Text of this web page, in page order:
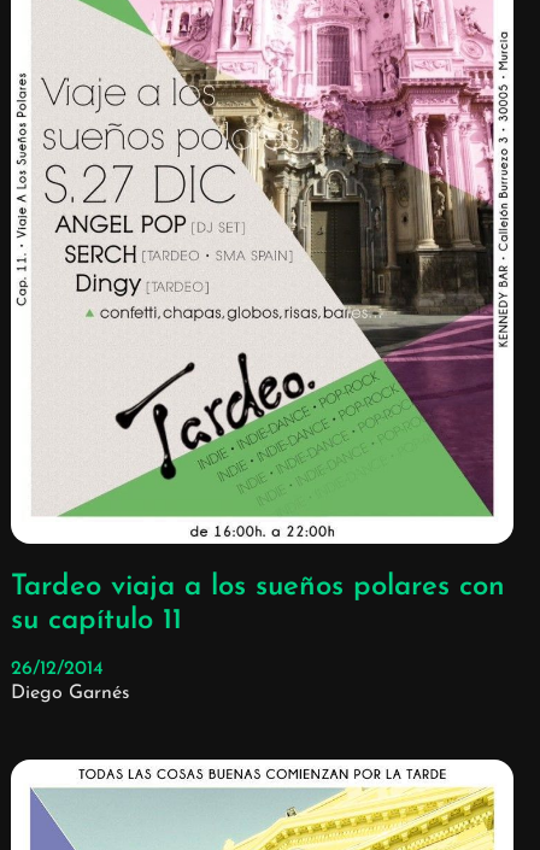
Tardeo viaja a los sueños polares con
su capítulo 11
26/12/2014
Diego Garnés